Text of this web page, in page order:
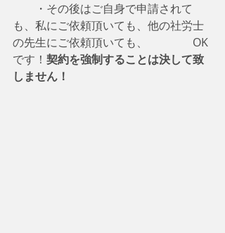
・その後はご自身で申請されて
も、私にご依頼頂いても、他の社労士
の先生にご依頼頂いても、　　　　OK
です！ 契約を強制することは決して致
しません！